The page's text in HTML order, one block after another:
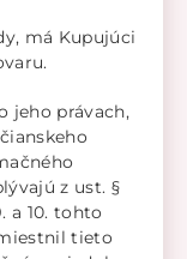
má Kupujúci
jeho právach,
z ust. §
a 10. tohto
tieto